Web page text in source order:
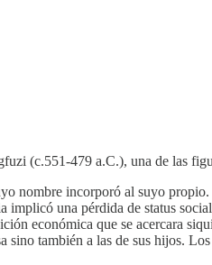
(c.551-479 a.C.), una de las
nombre incorporó al suyo
implicó una pérdida de status
económica que se acercara
sino también a las de sus hijos.